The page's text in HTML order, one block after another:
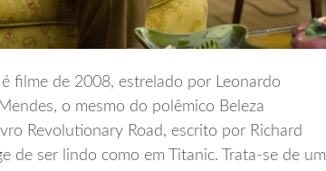
filme de 2008, estrelado por Leonardo
o mesmo do polêmico Beleza
Revolutionary Road, escrito por Richard
de ser lindo como em Titanic. Trata-se de um